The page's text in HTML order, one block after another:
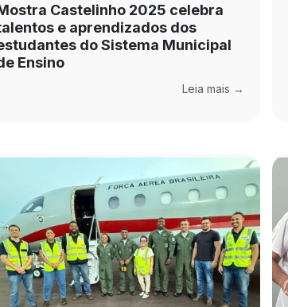
Castelinho 2025 celebra
e aprendizados dos
do Sistema Municipal
Ensino
Leia mais →